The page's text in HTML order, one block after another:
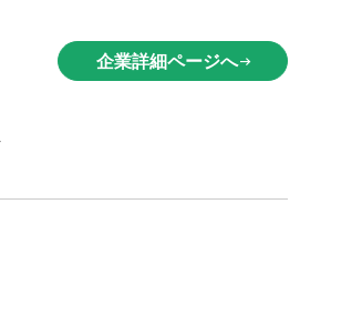
企業詳細ページへarrow_right_alt